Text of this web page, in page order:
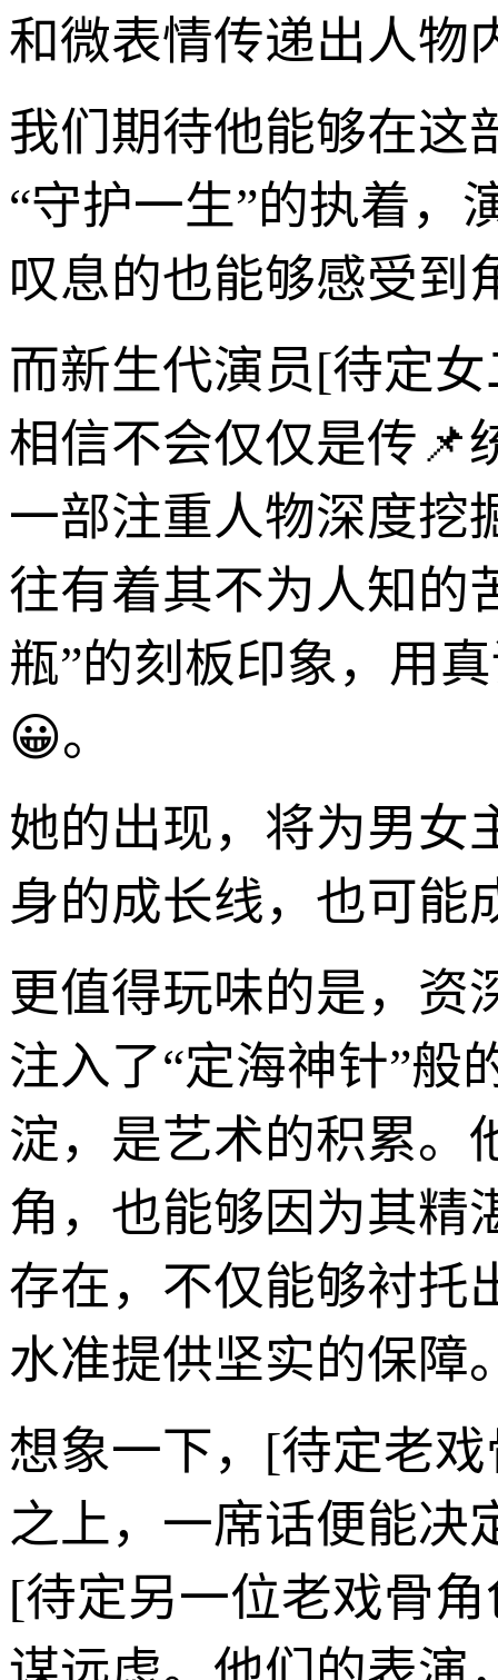
和微表情传递出人物
我们期待他能够在这
“守护一生”的执着，
叹息的也能够感受到
而新生代演员[待定
相信不会仅仅是传📌
一部注重人物深度挖
往有着其不为人知的
瓶”的刻板印象，用
😀。
她的出现，将为男女
身的成长线，也可能
更值得玩味的是，资
注入了“定海神针”般
淀，是艺术的积累。
角，也能够因为其精
存在，不仅能够衬托
水准提供坚实的保障
想象一下，[待定老
之上，一席话便能决
[待定另一位老戏骨